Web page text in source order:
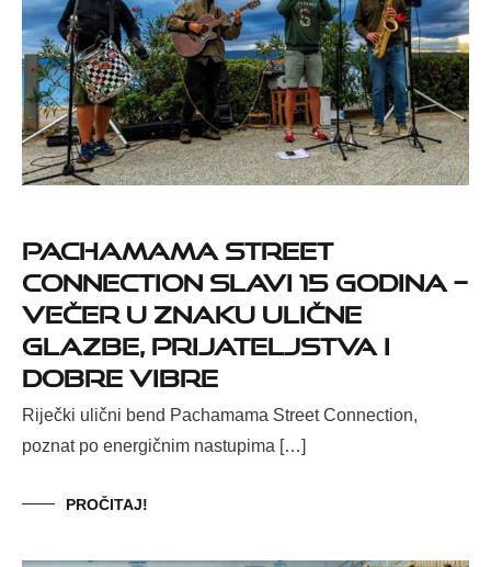
Pachamama Street
Connection slavi 15 godina –
večer u znaku ulične
glazbe, prijateljstva i
dobre vibre
Riječki ulični bend Pachamama Street Connection,
poznat po energičnim nastupima […]
PROČITAJ!